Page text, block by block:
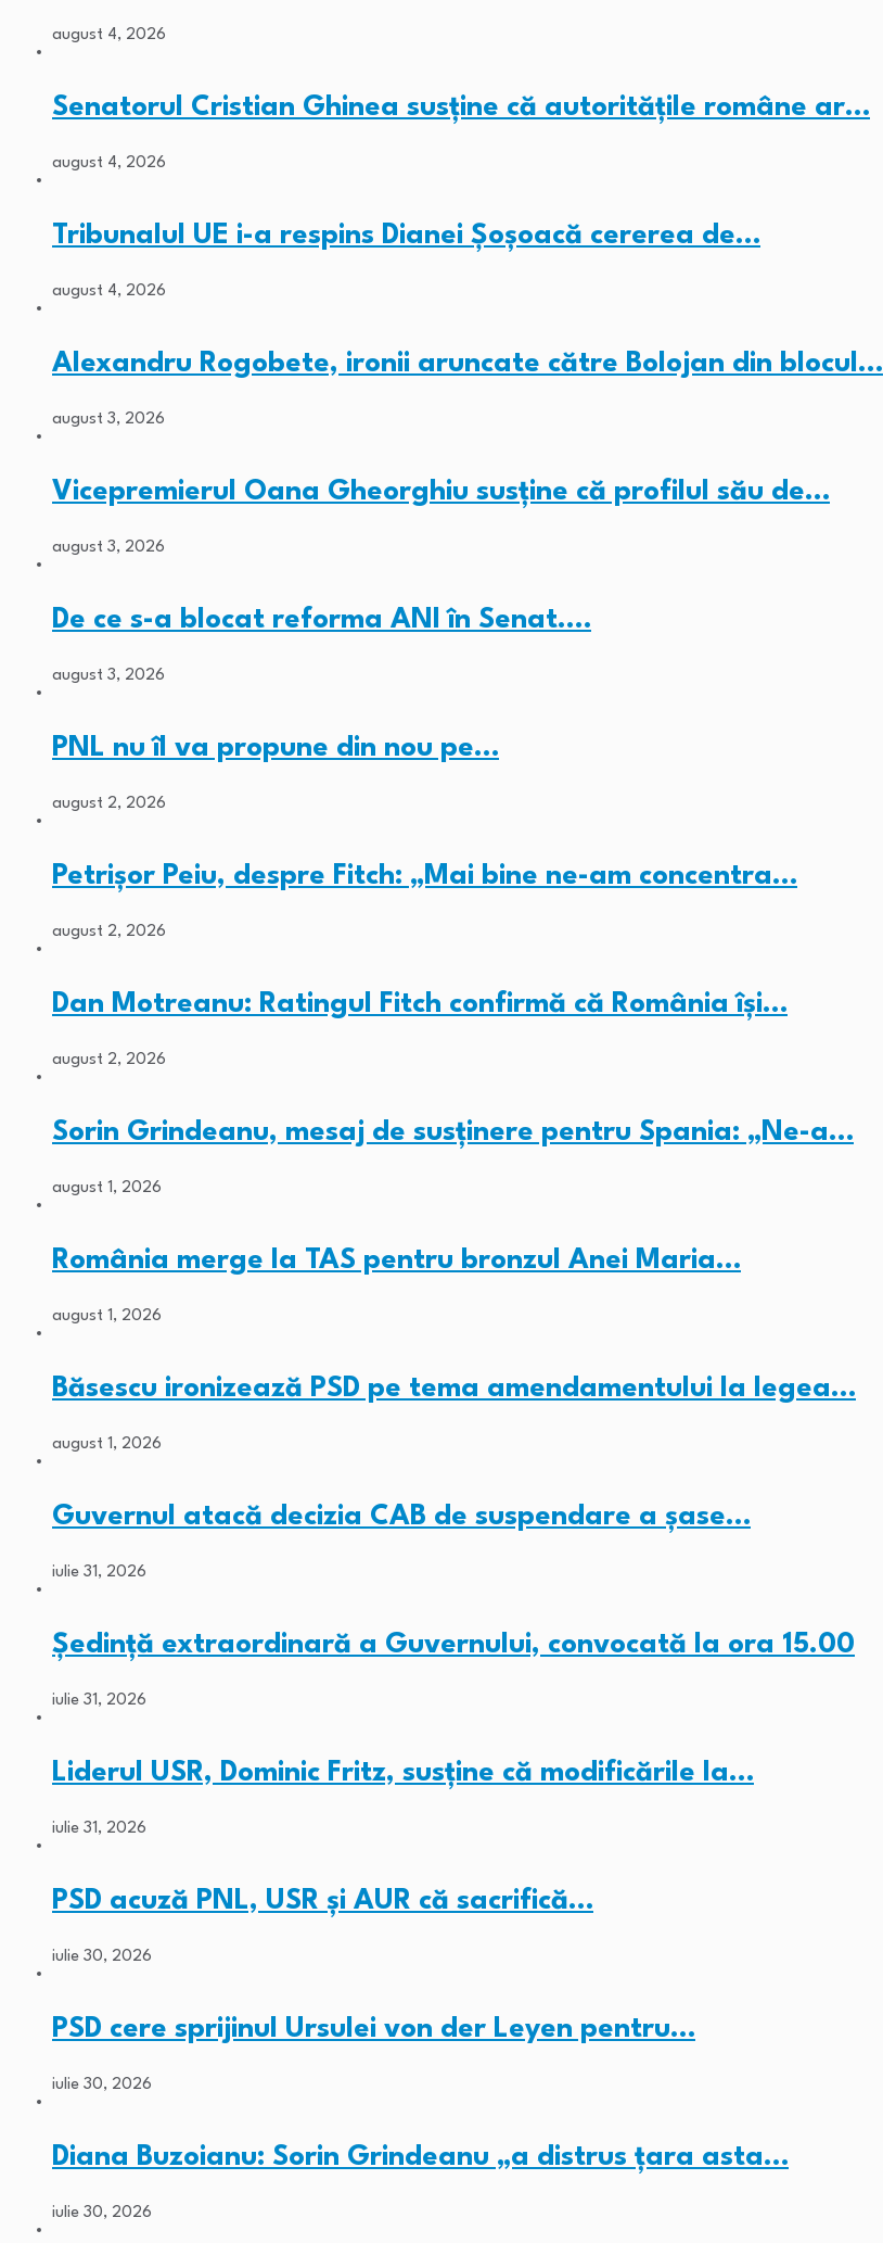
august 4, 2026
Senatorul Cristian Ghinea susține că autoritățile române ar…
august 4, 2026
Tribunalul UE i-a respins Dianei Șoșoacă cererea de…
august 4, 2026
Alexandru Rogobete, ironii aruncate către Bolojan din blocul…
august 3, 2026
Vicepremierul Oana Gheorghiu susține că profilul său de…
august 3, 2026
De ce s-a blocat reforma ANI în Senat.…
august 3, 2026
PNL nu îl va propune din nou pe…
august 2, 2026
Petrișor Peiu, despre Fitch: „Mai bine ne-am concentra…
august 2, 2026
Dan Motreanu: Ratingul Fitch confirmă că România își…
august 2, 2026
Sorin Grindeanu, mesaj de susținere pentru Spania: „Ne-a…
august 1, 2026
România merge la TAS pentru bronzul Anei Maria…
august 1, 2026
Băsescu ironizează PSD pe tema amendamentului la legea…
august 1, 2026
Guvernul atacă decizia CAB de suspendare a șase…
iulie 31, 2026
Ședință extraordinară a Guvernului, convocată la ora 15.00
iulie 31, 2026
Liderul USR, Dominic Fritz, susține că modificările la…
iulie 31, 2026
PSD acuză PNL, USR și AUR că sacrifică…
iulie 30, 2026
PSD cere sprijinul Ursulei von der Leyen pentru…
iulie 30, 2026
Diana Buzoianu: Sorin Grindeanu „a distrus țara asta…
iulie 30, 2026